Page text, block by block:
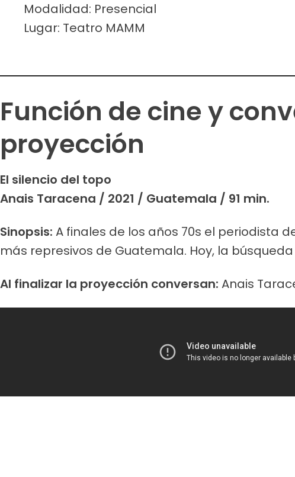
Modalidad: Presencial
Lugar: Teatro MAMM
Función de cine y
proyección
El silencio del topo
Anais Taracena / 2021 / Guatemala / 91 min.
Sinopsis: A finales de los años 70s el periodista
más represivos de Guatemala. Hoy, la
Al finalizar la proyección conversan: Anais